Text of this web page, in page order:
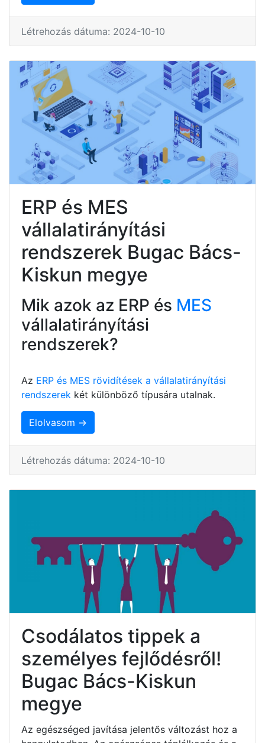
Létrehozás dátuma: 2024-10-10
ERP és MES
vállalatirányítási
rendszerek Bugac Bács-
Kiskun megye
Mik azok az ERP és MES
vállalatirányítási
rendszerek?
Az ERP és MES rövidítések a vállalatirányítási
rendszerek két különböző típusára utalnak.
Elolvasom →
Létrehozás dátuma: 2024-10-10
Csodálatos tippek a
személyes fejlődésről!
Bugac Bács-Kiskun
megye
Az egészséged javítása jelentős változást hoz a